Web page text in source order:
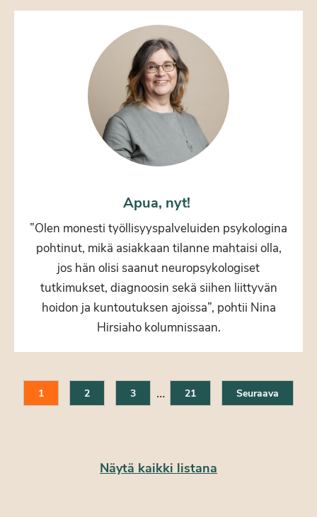
Apua, nyt!
”Olen monesti työllisyyspalveluiden psykologina
pohtinut, mikä asiakkaan tilanne mahtaisi olla,
jos hän olisi saanut neuropsykologiset
tutkimukset, diagnoosin sekä siihen liittyvän
hoidon ja kuntoutuksen ajoissa”, pohtii Nina
Hirsiaho kolumnissaan.
1 2 3 … 21 Seuraava
Näytä kaikki listana